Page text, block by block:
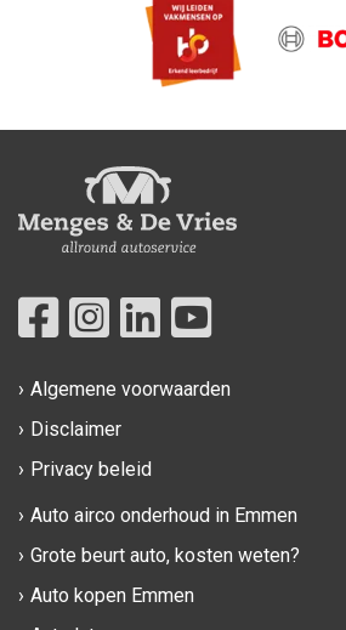
Algemene voorwaarden
Disclaimer
Privacy beleid
Auto airco onderhoud in Emmen
Grote beurt auto, kosten weten?
Auto kopen Emmen